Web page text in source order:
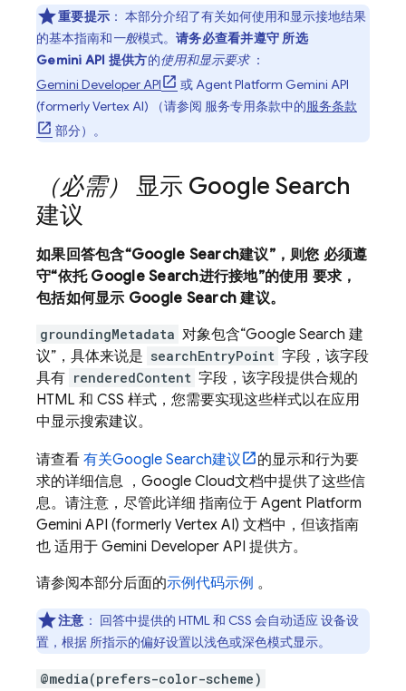
重要提示 ： 本部分介绍了有关如何使用和显示接地结果
的基本指南和一般模式。 请务必查看并遵守 所选
Gemini API 提供方的使用和显示要求：
Gemini Developer API
或Agent Platform Gemini API
(formerly Vertex AI) （请参阅 服务专用条款中的服务条款
部分）。
（必需） 显示 Google Search
建议
如果回答包含“Google Search建议”，则您 必须遵
守“依托 Google Search进行接地”的使用 要求，
包括如何显示 Google Search 建议。
groundingMetadata 对象包含“Google Search 建
议”，具体来说是 searchEntryPoint 字段，该字段
具有 renderedContent 字段，该字段提供合规的
HTML 和 CSS 样式，您需要实现这些样式以在应用
中显示搜索建议。
请查看 有关Google Search建议
的显示和行为要
求的详细信息 ， Google Cloud文档中提供了这些信
息。请注意，尽管此详细 指南位于 Agent Platform
Gemini API (formerly Vertex AI) 文档中，但该指南
也 适用于 Gemini Developer API 提供方。
请参阅本部分后面的示例代码示例 。
注意 ： 回答中提供的 HTML 和 CSS 会自动适应 设备设
置，根据 所指示的偏好设置以浅色或深色模式显示。
@media(prefers-color-scheme)